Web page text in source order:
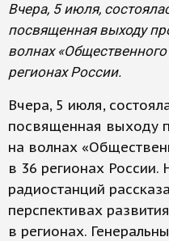
Вчера, 5 июля,
посвященная выходу
волнах
регионах России.
Вчера, 5 июля,
посвященная выходу
на волнах
в 36 регионах России.
радиостанций
перспективах
в регионах.